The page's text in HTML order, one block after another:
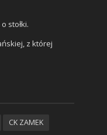
stołki.
z której
CK ZAMEK